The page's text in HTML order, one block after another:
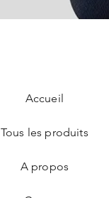
Accueil
Tous les produits
A propos